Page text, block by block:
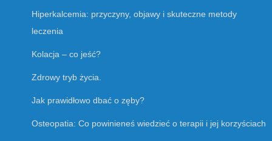
Hiperkalcemia: przyczyny, objawy i skuteczne metody
leczenia
Kolacja – co jeść?
Zdrowy tryb życia.
Jak prawidłowo dbać o zęby?
Osteopatia: Co powinieneś wiedzieć o terapii i jej korzyściach